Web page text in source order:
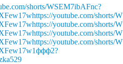
shorts/WSEM7ibAFnc?
youtube.com/shorts/
youtube.com/shorts/
youtube.com/shorts/
youtube.com/shorts/